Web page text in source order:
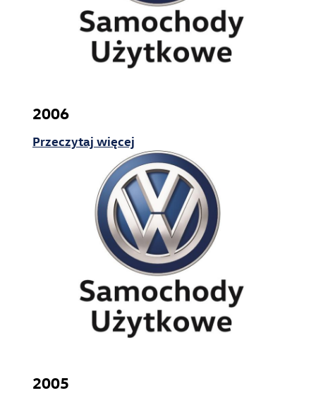
2006
Przeczytaj więcej
2005